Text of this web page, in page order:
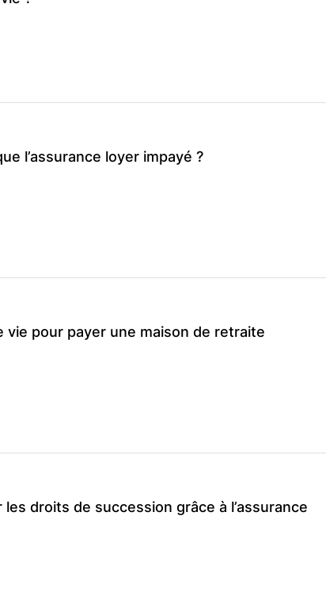
l’assurance loyer impayé ?
vie pour payer une maison de retraite
droits de succession grâce à l’assurance